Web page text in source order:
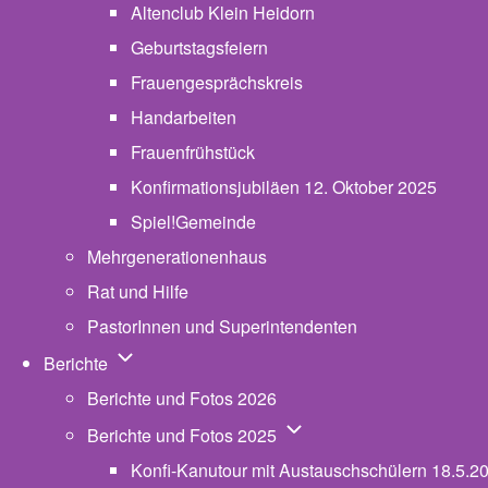
Altenclub Klein Heidorn
Geburtstagsfeiern
Frauengesprächskreis
Handarbeiten
Frauenfrühstück
Konfirmationsjubiläen 12. Oktober 2025
Spiel!Gemeinde
Mehrgenerationenhaus
Rat und Hilfe
PastorInnen und Superintendenten
Berichte Unternavigation von Berichte
Berichte und Fotos 2026
Berichte und Fotos 2025 Unternavigation von
Konfi-Kanutour mit Austauschschülern